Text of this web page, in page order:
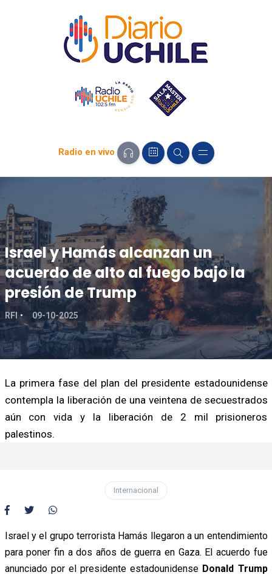
Radio en vivo
Israel y Hamás alcanzan un
acuerdo de alto al fuego bajo la
presión de Trump
RFI 09-10-2025
La primera fase del plan del presidente estadounidense
contempla la liberación de una veintena de secuestrados
aún con vida y la liberación de 2 mil prisioneros
palestinos.
Internacional
Israel y el grupo terrorista Hamás llegaron a un entendimiento
para poner fin a dos años de guerra en Gaza. El acuerdo fue
anunciado por el presidente estadounidense Donald Trump